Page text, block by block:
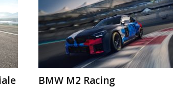
BMW M2 Racing